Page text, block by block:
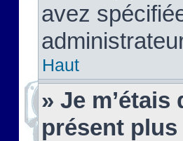
avez
Haut
» Je
présent